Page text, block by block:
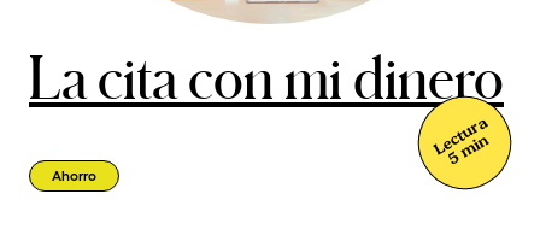
La cita con mi dinero
Lectura
5 min
Ahorro